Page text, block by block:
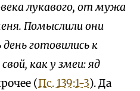
лукавого, от мужа
Помыслили они
день готовились к
как у змеи: яд
(Пс. 139:1-3). Да